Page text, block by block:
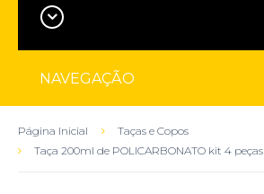
NAVEGAÇÃO
Página Inicial
Taças e Copos
Taça 200ml de POLICARBONATO kit 4 peças